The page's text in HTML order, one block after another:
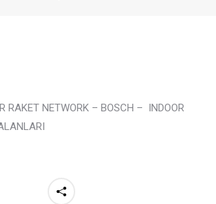
RAKET NETWORK – BOSCH – INDOOR